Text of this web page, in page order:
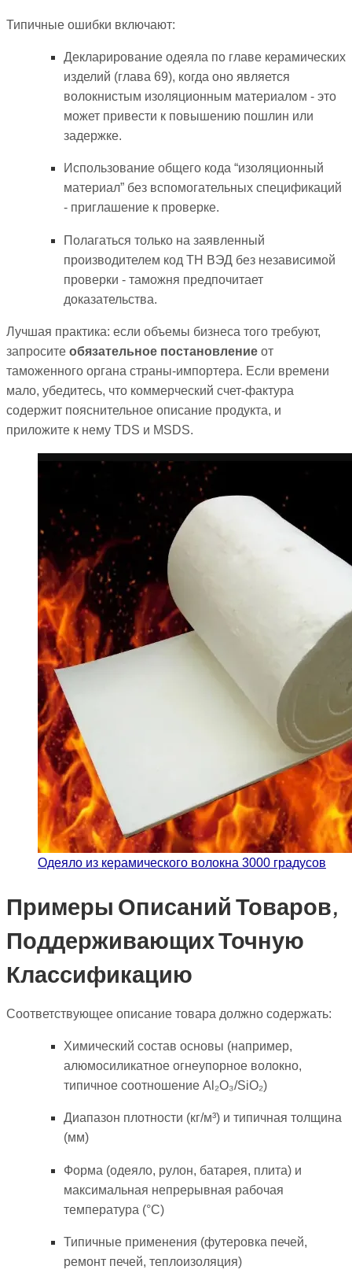
Типичные ошибки включают:
Декларирование одеяла по главе керамических
изделий (глава 69), когда оно является
волокнистым изоляционным материалом - это
может привести к повышению пошлин или
задержке.
Использование общего кода “изоляционный
материал” без вспомогательных спецификаций
- приглашение к проверке.
Полагаться только на заявленный
производителем код ТН ВЭД без независимой
проверки - таможня предпочитает
доказательства.
Лучшая практика: если объемы бизнеса того требуют,
запросите обязательное постановление от
таможенного органа страны-импортера. Если времени
мало, убедитесь, что коммерческий счет-фактура
содержит пояснительное описание продукта, и
приложите к нему TDS и MSDS.
Одеяло из керамического волокна 3000 градусов
Примеры Описаний Товаров,
Поддерживающих Точную
Классификацию
Соответствующее описание товара должно содержать:
Химический состав основы (например,
алюмосиликатное огнеупорное волокно,
типичное соотношение Al₂O₃/SiO₂)
Диапазон плотности (кг/м³) и типичная толщина
(мм)
Форма (одеяло, рулон, батарея, плита) и
максимальная непрерывная рабочая
температура (°C)
Типичные применения (футеровка печей,
ремонт печей, теплоизоляция)